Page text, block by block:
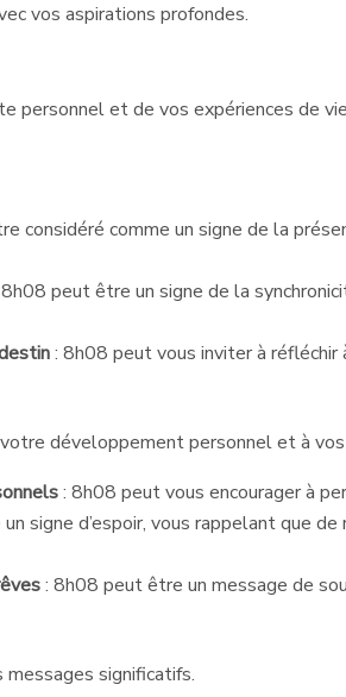
vos aspirations profondes.
personnel et de vos expériences de
considéré comme un signe de la
peut être un signe de la
: 8h08 peut vous inviter à
développement personnel et à
: 8h08 peut vous encourager à
signe d’espoir, vous rappelant que
: 8h08 peut être un message de
significatifs.